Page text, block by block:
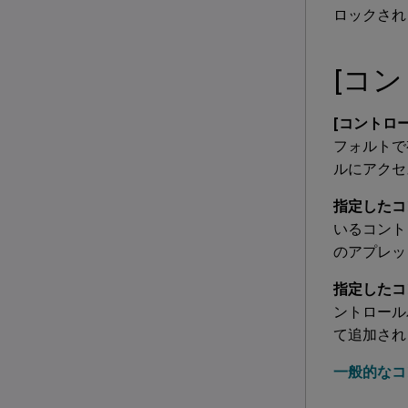
ロックさ
[コ
[コントロ
フォルト
ルにアク
指定した
いるコン
のアプレ
指定した
ントロー
て追加さ
一般的な